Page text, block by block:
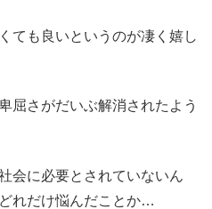
ても良いというのが凄く嬉し
屈さがだいぶ解消されたよう
会に必要とされていないん
れだけ悩んだことか…